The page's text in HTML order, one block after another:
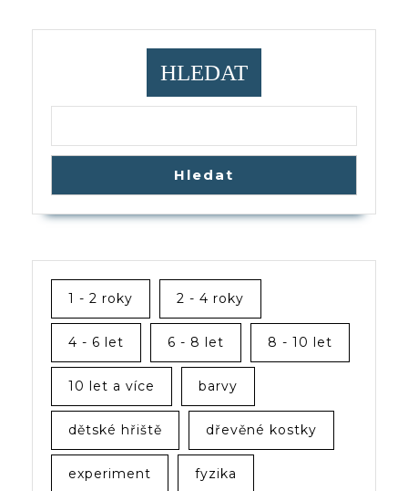
HLEDAT
Hledat
1 - 2 roky 2 - 4 roky
4 - 6 let 6 - 8 let 8 - 10 let
10 let a více barvy
dětské hřiště dřevěné kostky
experiment fyzika